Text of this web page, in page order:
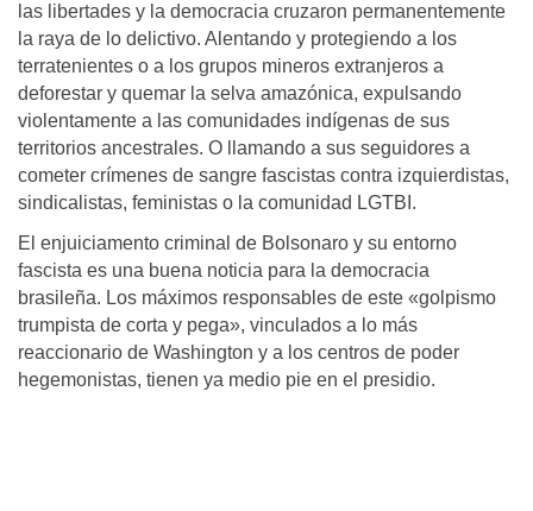
las libertades y la democracia cruzaron permanentemente
la raya de lo delictivo. Alentando y protegiendo a los
terratenientes o a los grupos mineros extranjeros a
deforestar y quemar la selva amazónica, expulsando
violentamente a las comunidades indígenas de sus
territorios ancestrales. O llamando a sus seguidores a
cometer crímenes de sangre fascistas contra izquierdistas,
sindicalistas, feministas o la comunidad LGTBI.
El enjuiciamento criminal de Bolsonaro y su entorno
fascista es una buena noticia para la democracia
brasileña. Los máximos responsables de este «golpismo
trumpista de corta y pega», vinculados a lo más
reaccionario de Washington y a los centros de poder
hegemonistas, tienen ya medio pie en el presidio.